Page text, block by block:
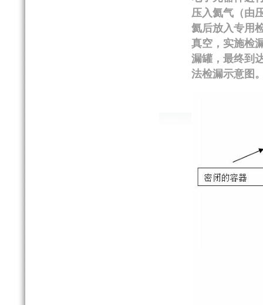
压入氦气（由
氦后放入专用
真空，实施检
漏罐，最终到
法检漏示意图